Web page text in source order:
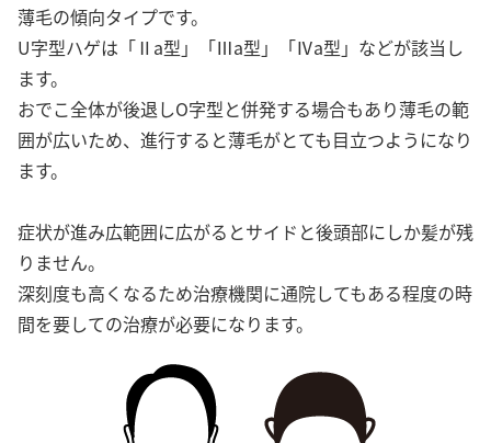
薄毛の傾向タイプです。
U字型ハゲは「Ⅱa型」「Ⅲa型」「Ⅳa型」などが該当し
ます。
おでこ全体が後退しO字型と併発する場合もあり薄毛の範
囲が広いため、進行すると薄毛がとても目立つようになり
ます。
症状が進み広範囲に広がるとサイドと後頭部にしか髪が残
りません。
深刻度も高くなるため治療機関に通院してもある程度の時
間を要しての治療が必要になります。